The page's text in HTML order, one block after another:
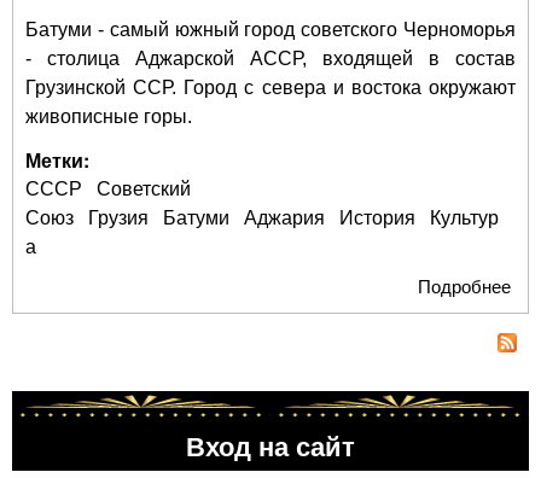
Батуми - самый южный город советского Черноморья
- столица Аджарской АССР, входящей в состав
Грузинской ССР. Город с севера и востока окружают
живописные горы.
Метки:
СССР
Советский
Союз
Грузия Батуми Аджария История
Культур
а
Подробнее
по
Вход на сайт